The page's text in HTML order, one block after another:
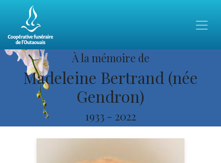
À la mémoire de
Madeleine Bertrand (née
Gendron)
1933 - 2022